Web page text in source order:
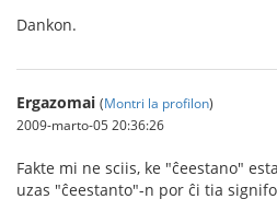
Dankon.
Ergazomai (Montri la profilon)
2009-marto-05 20:36:26
Fakte mi ne sciis, ke "ĉeestano"
uzas "ĉeestanto"-n por ĉi tia